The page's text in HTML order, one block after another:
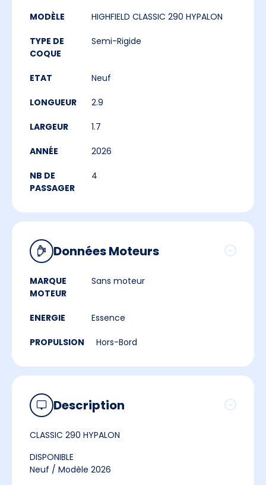
MODÈLE HIGHFIELD CLASSIC 290 HYPALON
TYPE DE
COQUE
Semi-Rigide
ETAT Neuf
LONGUEUR 2.9
LARGEUR 1.7
ANNÉE 2026
NB DE
PASSAGER
4
Données Moteurs
MARQUE
MOTEUR
Sans moteur
ENERGIE Essence
PROPULSION Hors-Bord
Description
CLASSIC 290 HYPALON
DISPONIBLE
Neuf / Modèle 2026